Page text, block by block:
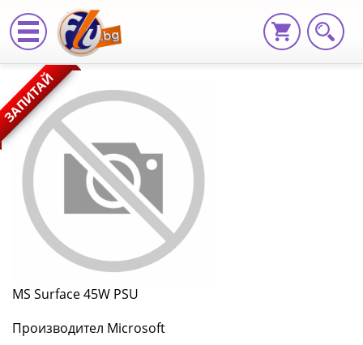
MS
Surface
45W
PSU
EP2-
29828
|
Fly.bg
ЗАПИТАЙ
MS Surface 45W PSU
Производител Microsoft